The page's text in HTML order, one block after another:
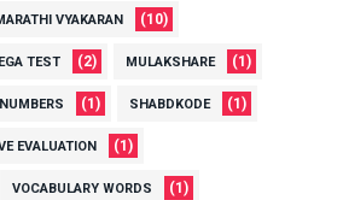
VYAKARAN (10)
TEST (2) MULAKSHARE (1)
NUMBERS (1) SHABDKODE (1)
EVALUATION (1)
VOCABULARY WORDS (1)